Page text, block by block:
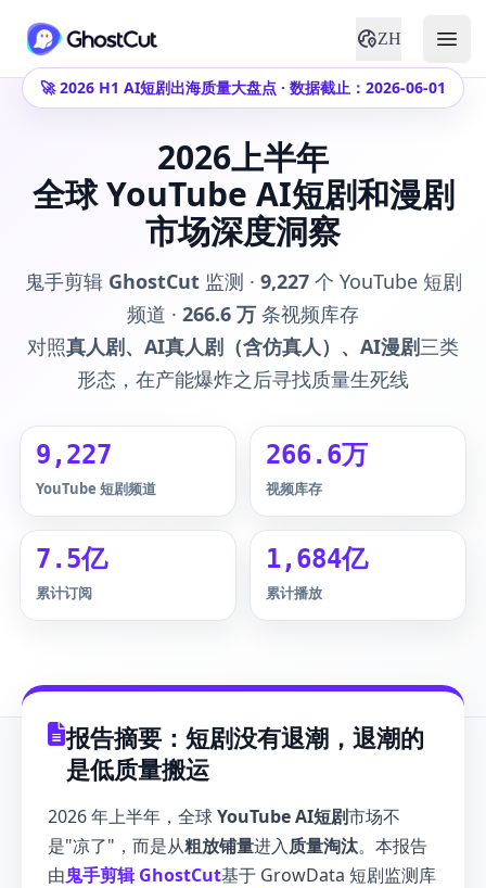
ZH
🚀 2026 H1 AI短剧出海质量大盘点 · 数据截止：2026-06-01
2026上半年
全球 YouTube AI短剧和漫剧
市场深度洞察
鬼手剪辑 GhostCut监测 · 9,227个 YouTube 短剧
频道 · 266.6 万 条视频库存
对照真人剧、AI真人剧（含仿真人）、AI漫剧三类
形态，在产能爆炸之后寻找质量生死线
9,227
YouTube 短剧频道
266.6万
视频库存
7.5亿
累计订阅
1,684亿
累计播放
报告摘要：短剧没有退潮，退潮的
是低质量搬运
2026 年上半年，全球YouTube AI短剧市场不
是"凉了"，而是从粗放铺量进入质量淘汰。本报告
由鬼手剪辑 GhostCut基于 GrowData 短剧监测库